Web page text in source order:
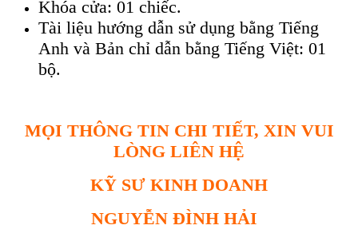
Khóa cửa: 01 chiếc.
Tài liệu hướng dẫn sử dụng bằng Tiếng
Anh và Bản chỉ dẫn bằng Tiếng Việt: 01
bộ.
MỌI THÔNG TIN CHI TIẾT, XIN VUI
LÒNG LIÊN HỆ
KỸ SƯ KINH DOANH
NGUYỄN ĐÌNH HẢI